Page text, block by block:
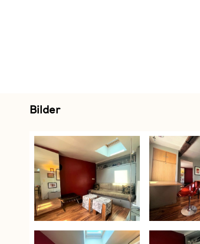
Bilder